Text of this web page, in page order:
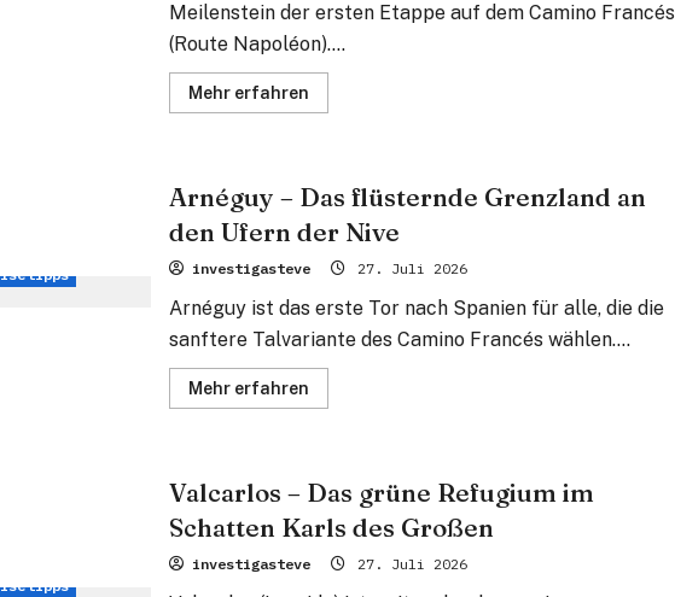
Meilenstein der ersten Etappe auf dem Camino Francés
(Route Napoléon)....
Mehr erfahrenMehr
Informationen
Das
steinerne
Nest
über
den
Wolken
Pyrenäen
Arnéguy – Das flüsternde Grenzland an
den Ufern der Nive
investigasteve 27. Juli 2026
Arnéguy ist das erste Tor nach Spanien für alle, die die
sanftere Talvariante des Camino Francés wählen....
Mehr erfahrenMehr
Informationen
flüsternde
Grenzland
an
den
Ufern
der
Valcarlos – Das grüne Refugium im
Schatten Karls des Großen
investigasteve 27. Juli 2026